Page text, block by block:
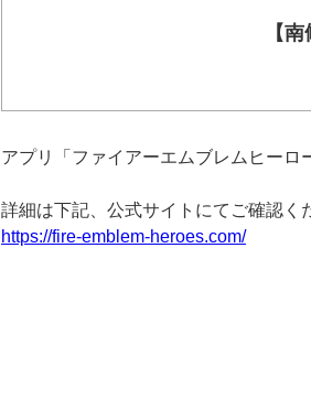
【
アプリ「ファイアーエムブレムヒーロ
詳細は下記、公式サイトにてご確認く
https://fire-emblem-heroes.com/